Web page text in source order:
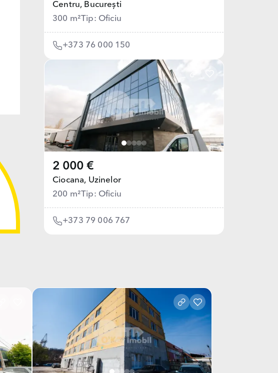
Centru, București
300 m²Tip: Oficiu
+373 76 000 150
2 000 €
Ciocana, Uzinelor
200 m²Tip: Oficiu
+373 79 006 767